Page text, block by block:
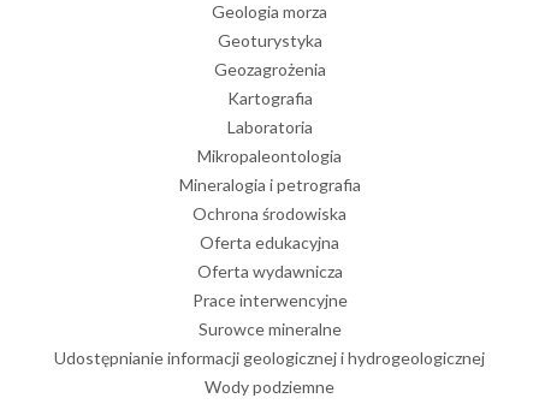
Geologia morza
Geoturystyka
Geozagrożenia
Kartografia
Laboratoria
Mikropaleontologia
Mineralogia i petrografia
Ochrona środowiska
Oferta edukacyjna
Oferta wydawnicza
Prace interwencyjne
Surowce mineralne
Udostępnianie informacji geologicznej i hydrogeologicznej
Wody podziemne